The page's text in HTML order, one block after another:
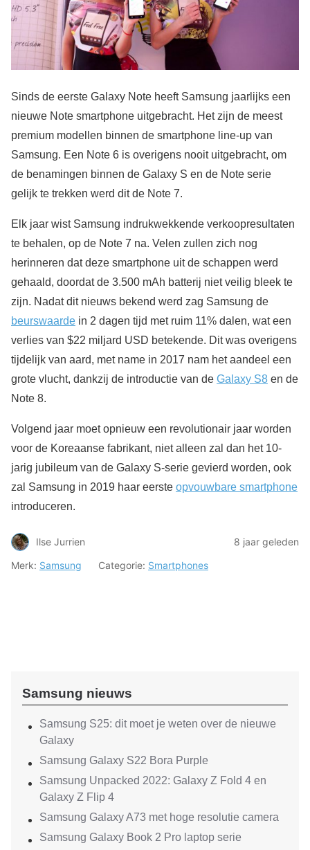
Sinds de eerste Galaxy Note heeft Samsung jaarlijks een
nieuwe Note smartphone uitgebracht. Het zijn de meest
premium modellen binnen de smartphone line-up van
Samsung. Een Note 6 is overigens nooit uitgebracht, om
de benamingen binnen de Galaxy S en de Note serie
gelijk te trekken werd dit de Note 7.
Elk jaar wist Samsung indrukwekkende verkoopresultaten
te behalen, op de Note 7 na. Velen zullen zich nog
herinneren dat deze smartphone uit de schappen werd
gehaald, doordat de 3.500 mAh batterij niet veilig bleek te
zijn. Nadat dit nieuws bekend werd zag Samsung de
beurswaarde in 2 dagen tijd met ruim 11% dalen, wat een
verlies van $22 miljard USD betekende. Dit was overigens
tijdelijk van aard, met name in 2017 nam het aandeel een
grote vlucht, dankzij de introductie van de Galaxy S8 en de
Note 8.
Volgend jaar moet opnieuw een revolutionair jaar worden
voor de Koreaanse fabrikant, niet alleen zal dan het 10-
jarig jubileum van de Galaxy S-serie gevierd worden, ook
zal Samsung in 2019 haar eerste opvouwbare smartphone
introduceren.
Ilse Jurrien
8 jaar geleden
Merk: Samsung Categorie: Smartphones
Samsung nieuws
Samsung S25: dit moet je weten over de nieuwe
Galaxy
Samsung Galaxy S22 Bora Purple
Samsung Unpacked 2022: Galaxy Z Fold 4 en
Galaxy Z Flip 4
Samsung Galaxy A73 met hoge resolutie camera
Samsung Galaxy Book 2 Pro laptop serie